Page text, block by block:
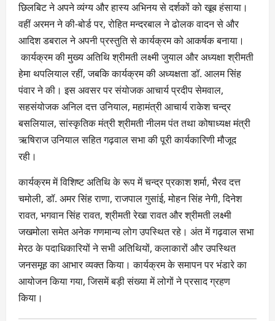
छिलबिट ने अपने व्यंग्य और हास्य अभिनय से दर्शकों को खूब हंसाया।
वहीं अरमन ने की-बोर्ड पर, रोहित मन्दरबाल ने ढोलक वादन से और
आदिश डबराल ने अपनी प्रस्तुति से कार्यक्रम को आकर्षक बनाया।
कार्यक्रम की मुख्य अतिथि श्रीमती लक्ष्मी जुयाल और अध्यक्षा श्रीमती
हेमा थपलियाल रहीं, जबकि कार्यक्रम की अध्यक्षता डॉ. आलम सिंह
पंवार ने की। इस अवसर पर संयोजक आचार्य प्रदीप सेमवाल,
सहसंयोजक अनिल दत्त उनियाल, महामंत्री आचार्य राकेश चन्द्र
बसलियाल, सांस्कृतिक मंत्री श्रीमती नीलम पंत तथा कोषाध्यक्ष मंत्री
ऋषिराज उनियाल सहित गढ़वाल सभा की पूरी कार्यकारिणी मौजूद
रही।
कार्यक्रम में विशिष्ट अतिथि के रूप में चन्द्र प्रकाश शर्मा, भैरव दत्त
चमोली, डॉ. अमर सिंह राणा, राजपाल गुसांई, मोहन सिंह नेगी, दिनेश
रावत, भगवान सिंह रावत, श्रीमती रेखा रावत और श्रीमती लक्ष्मी
जखमोला समेत अनेक गणमान्य लोग उपस्थित रहे। अंत में गढ़वाल सभा
मेरठ के पदाधिकारियों ने सभी अतिथियों, कलाकारों और उपस्थित
जनसमूह का आभार व्यक्त किया। कार्यक्रम के समापन पर भंडारे का
आयोजन किया गया, जिसमें बड़ी संख्या में लोगों ने प्रसाद ग्रहण
किया।